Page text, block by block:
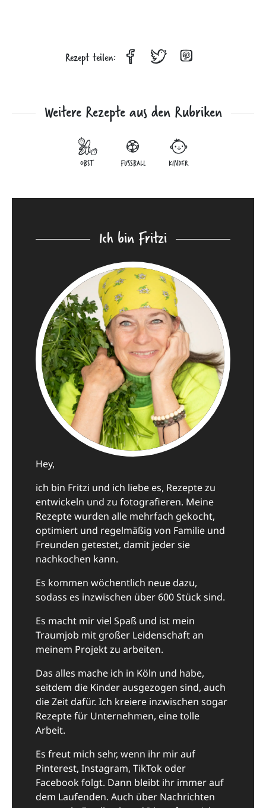
Rezept teilen:
Weitere Rezepte aus den Rubriken
OBST FUSSBALL KINDER
Ich bin Fritzi
Hey,
ich bin Fritzi und ich liebe es, Rezepte zu
entwickeln und zu fotografieren. Meine
Rezepte wurden alle mehrfach gekocht,
optimiert und regelmäßig von Familie und
Freunden getestet, damit jeder sie
nachkochen kann.
Es kommen wöchentlich neue dazu,
sodass es inzwischen über 600 Stück sind.
Es macht mir viel Spaß und ist mein
Traumjob mit großer Leidenschaft an
meinem Projekt zu arbeiten.
Das alles mache ich in Köln und habe,
seitdem die Kinder ausgezogen sind, auch
die Zeit dafür. Ich kreiere inzwischen sogar
Rezepte für Unternehmen, eine tolle
Arbeit.
Es freut mich sehr, wenn ihr mir auf
Pinterest, Instagram, TikTok oder
Facebook folgt. Dann bleibt ihr immer auf
dem Laufenden. Auch über Nachrichten